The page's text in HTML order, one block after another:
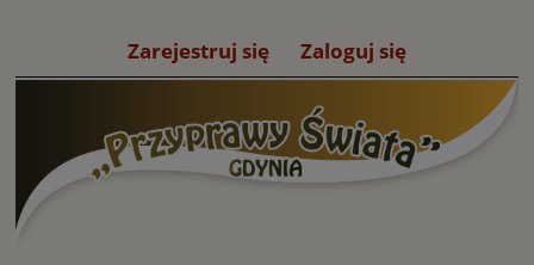
Zarejestruj się Zaloguj się